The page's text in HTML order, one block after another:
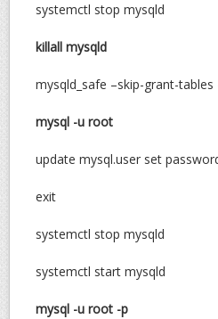
systemctl stop mysqld
killall mysqld
mysqld_safe –skip-grant-
mysql -u root
update mysql.user set
exit
systemctl stop mysqld
systemctl start mysqld
mysql -u root -p